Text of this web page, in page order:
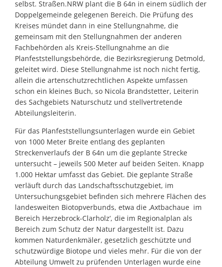
selbst. Straßen.NRW plant die B 64n in einem südlich der
Doppelgemeinde gelegenen Bereich. Die Prüfung des
Kreises mündet dann in eine Stellungnahme, die
gemeinsam mit den Stellungnahmen der anderen
Fachbehörden als Kreis-Stellungnahme an die
Planfeststellungsbehörde, die Bezirksregierung Detmold,
geleitet wird. Diese Stellungnahme ist noch nicht fertig,
allein die artenschutzrechtlichen Aspekte umfassen
schon ein kleines Buch, so Nicola Brandstetter, Leiterin
des Sachgebiets Naturschutz und stellvertretende
Abteilungsleiterin.
Für das Planfeststellungsunterlagen wurde ein Gebiet
von 1000 Meter Breite entlang des geplanten
Streckenverlaufs der B 64n um die geplante Strecke
untersucht – jeweils 500 Meter auf beiden Seiten. Knapp
1.000 Hektar umfasst das Gebiet. Die geplante Straße
verläuft durch das Landschaftsschutzgebiet, im
Untersuchungsgebiet befinden sich mehrere Flächen des
landesweiten Biotopverbunds, etwa die ‚Axtbachaue im
Bereich Herzebrock-Clarholz‘, die im Regionalplan als
Bereich zum Schutz der Natur dargestellt ist. Dazu
kommen Naturdenkmäler, gesetzlich geschützte und
schutzwürdige Biotope und vieles mehr. Für die von der
Abteilung Umwelt zu prüfenden Unterlagen wurde eine